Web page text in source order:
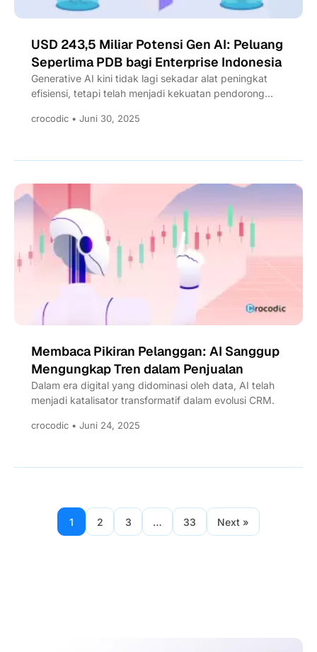
USD 243,5 Miliar Potensi Gen AI: Peluang
Seperlima PDB bagi Enterprise Indonesia
Generative AI kini tidak lagi sekadar alat peningkat
efisiensi, tetapi telah menjadi kekuatan pendorong
crocodic • Juni 30, 2025
Membaca Pikiran Pelanggan: AI Sanggup
Mengungkap Tren dalam Penjualan
Dalam era digital yang didominasi oleh data, AI telah
menjadi katalisator transformatif dalam evolusi CRM.
crocodic • Juni 24, 2025
1 2 3 … 33 Next »